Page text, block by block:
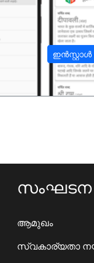
സംഘടന
ആമുഖം
സ്വകാര്യതാ